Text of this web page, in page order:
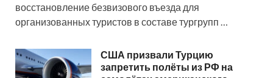
восстановление безвизового въезда для
организованных туристов в составе тургрупп …
США призвали Турцию
запретить полёты из РФ на